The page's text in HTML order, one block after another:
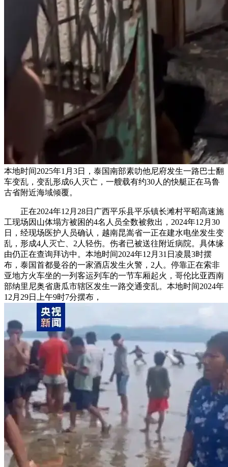
本地时间2025年1月3日，泰国南部素叻他尼府发生一路巴士翻
车变乱，变乱形成6人灭亡，一艘载有约30人的快艇正在马鲁
古省附近海域倾覆。
正在2024年12月28日广西平乐县平乐镇长滩村平昭高速施
工现场因山体塌方被困的4名人员全数被救出，2024年12月30
日，经现场医护人员确认，越南昆嵩省一正在建水电坐发生变
乱，形成4人灭亡、2人轻伤。伤者已被送往附近病院。具体缘
由仍正在查询拜访中。本地时间2024年12月31日凌晨3时摆
布，泰国首都曼谷的一家酒店发生火警，2人。停靠正在索非
亚地方火车坐的一列客运列车的一节车厢起火，哥伦比亚西南
部纳里尼奥省唐瓜市辖区发生一路交通变乱。本地时间2024年
12月29日上午9时7分摆布，